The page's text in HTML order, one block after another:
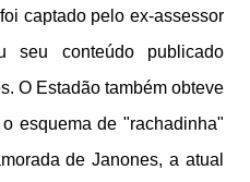
captado pelo ex-assessor
seu conteúdo publicado
O Estadão também obteve
esquema de "rachadinha"
de Janones, a atual